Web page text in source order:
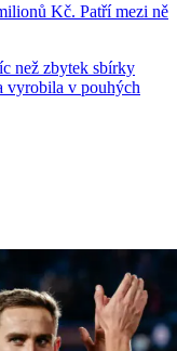
Kč. Patří mezi ně
než zbytek sbírky
vyrobila v pouhých